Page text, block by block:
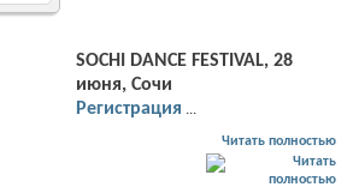
SOCHI DANCE FESTIVAL, 28
июня, Сочи
Регистрация
Читать полностью